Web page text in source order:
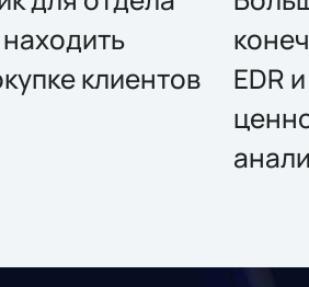
клиентов
EDR